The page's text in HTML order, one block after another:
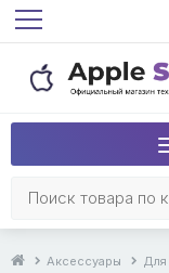
Аксессуары Для